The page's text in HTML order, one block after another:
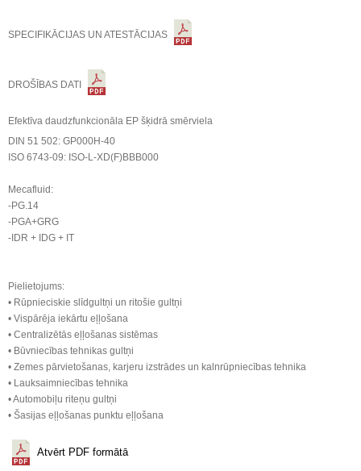
SPECIFIKĀCIJAS UN ATESTĀCIJAS
DROŠĪBAS DATI
Efektīva daudzfunkcionāla EP šķidrā smērviela
DIN 51 502: GP000H-40
ISO 6743-09: ISO-L-XD(F)BBB000
Mecafluid:
-PG.14
-PGA+GRG
-IDR + IDG + IT
Pielietojums:
• Rūpnieciskie slīdgultņi un ritošie gultņi
• Vispārēja iekārtu eļļošana
• Centralizētās eļļošanas sistēmas
• Būvniecības tehnikas gultņi
• Zemes pārvietošanas, karjeru izstrādes un kalnrūpniecības tehnika
• Lauksaimniecības tehnika
• Automobiļu riteņu gultņi
• Šasijas eļļošanas punktu eļļošana
Atvērt PDF formātā